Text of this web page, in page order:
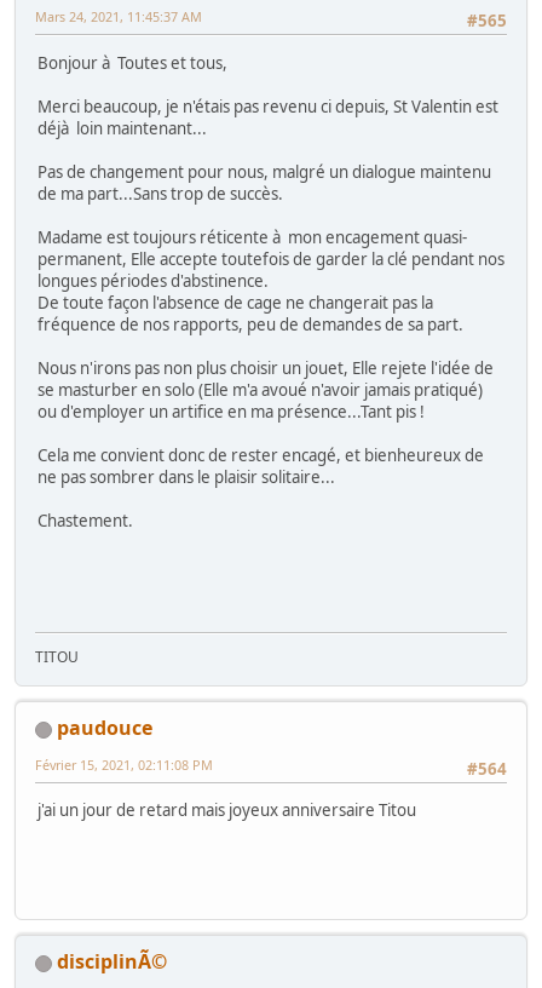
#565
Mars 24, 2021, 11:45:37 AM
Bonjour à Toutes et tous,
Merci beaucoup, je n'étais pas revenu ci depuis, St Valentin est
déjà loin maintenant...
Pas de changement pour nous, malgré un dialogue maintenu
de ma part...Sans trop de succès.
Madame est toujours réticente à mon encagement quasi-
permanent, Elle accepte toutefois de garder la clé pendant nos
longues périodes d'abstinence.
De toute façon l'absence de cage ne changerait pas la
fréquence de nos rapports, peu de demandes de sa part.
Nous n'irons pas non plus choisir un jouet, Elle rejete l'idée de
se masturber en solo (Elle m'a avoué n'avoir jamais pratiqué)
ou d'employer un artifice en ma présence...Tant pis !
Cela me convient donc de rester encagé, et bienheureux de
ne pas sombrer dans le plaisir solitaire...
Chastement.
TITOU
paudouce
#564
Février 15, 2021, 02:11:08 PM
j'ai un jour de retard mais joyeux anniversaire Titou
disciplinÃ©